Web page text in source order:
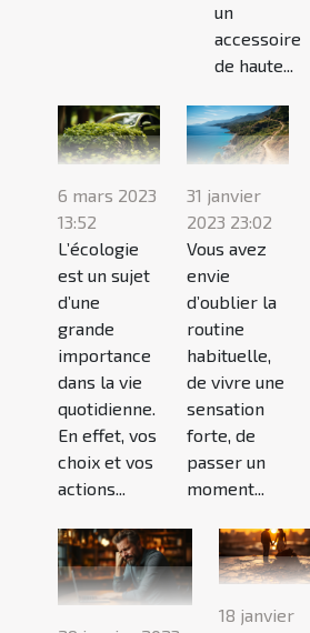
un
accessoire
de haute...
6 mars 2023
13:52
L’écologie
est un sujet
d’une
grande
importance
dans la vie
quotidienne.
En effet, vos
choix et vos
actions...
31 janvier
2023 23:02
Vous avez
envie
d’oublier la
routine
habituelle,
de vivre une
sensation
forte, de
passer un
moment...
18 janvier